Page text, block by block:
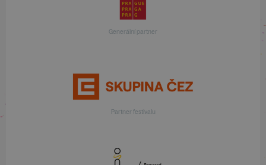
Generální partner
Partner festivalu